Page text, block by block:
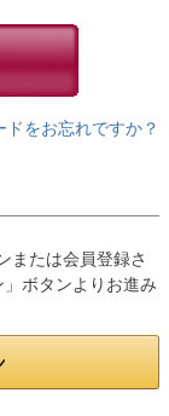
ドをお忘れですか？
または会員登録さ
ボタンよりお進み